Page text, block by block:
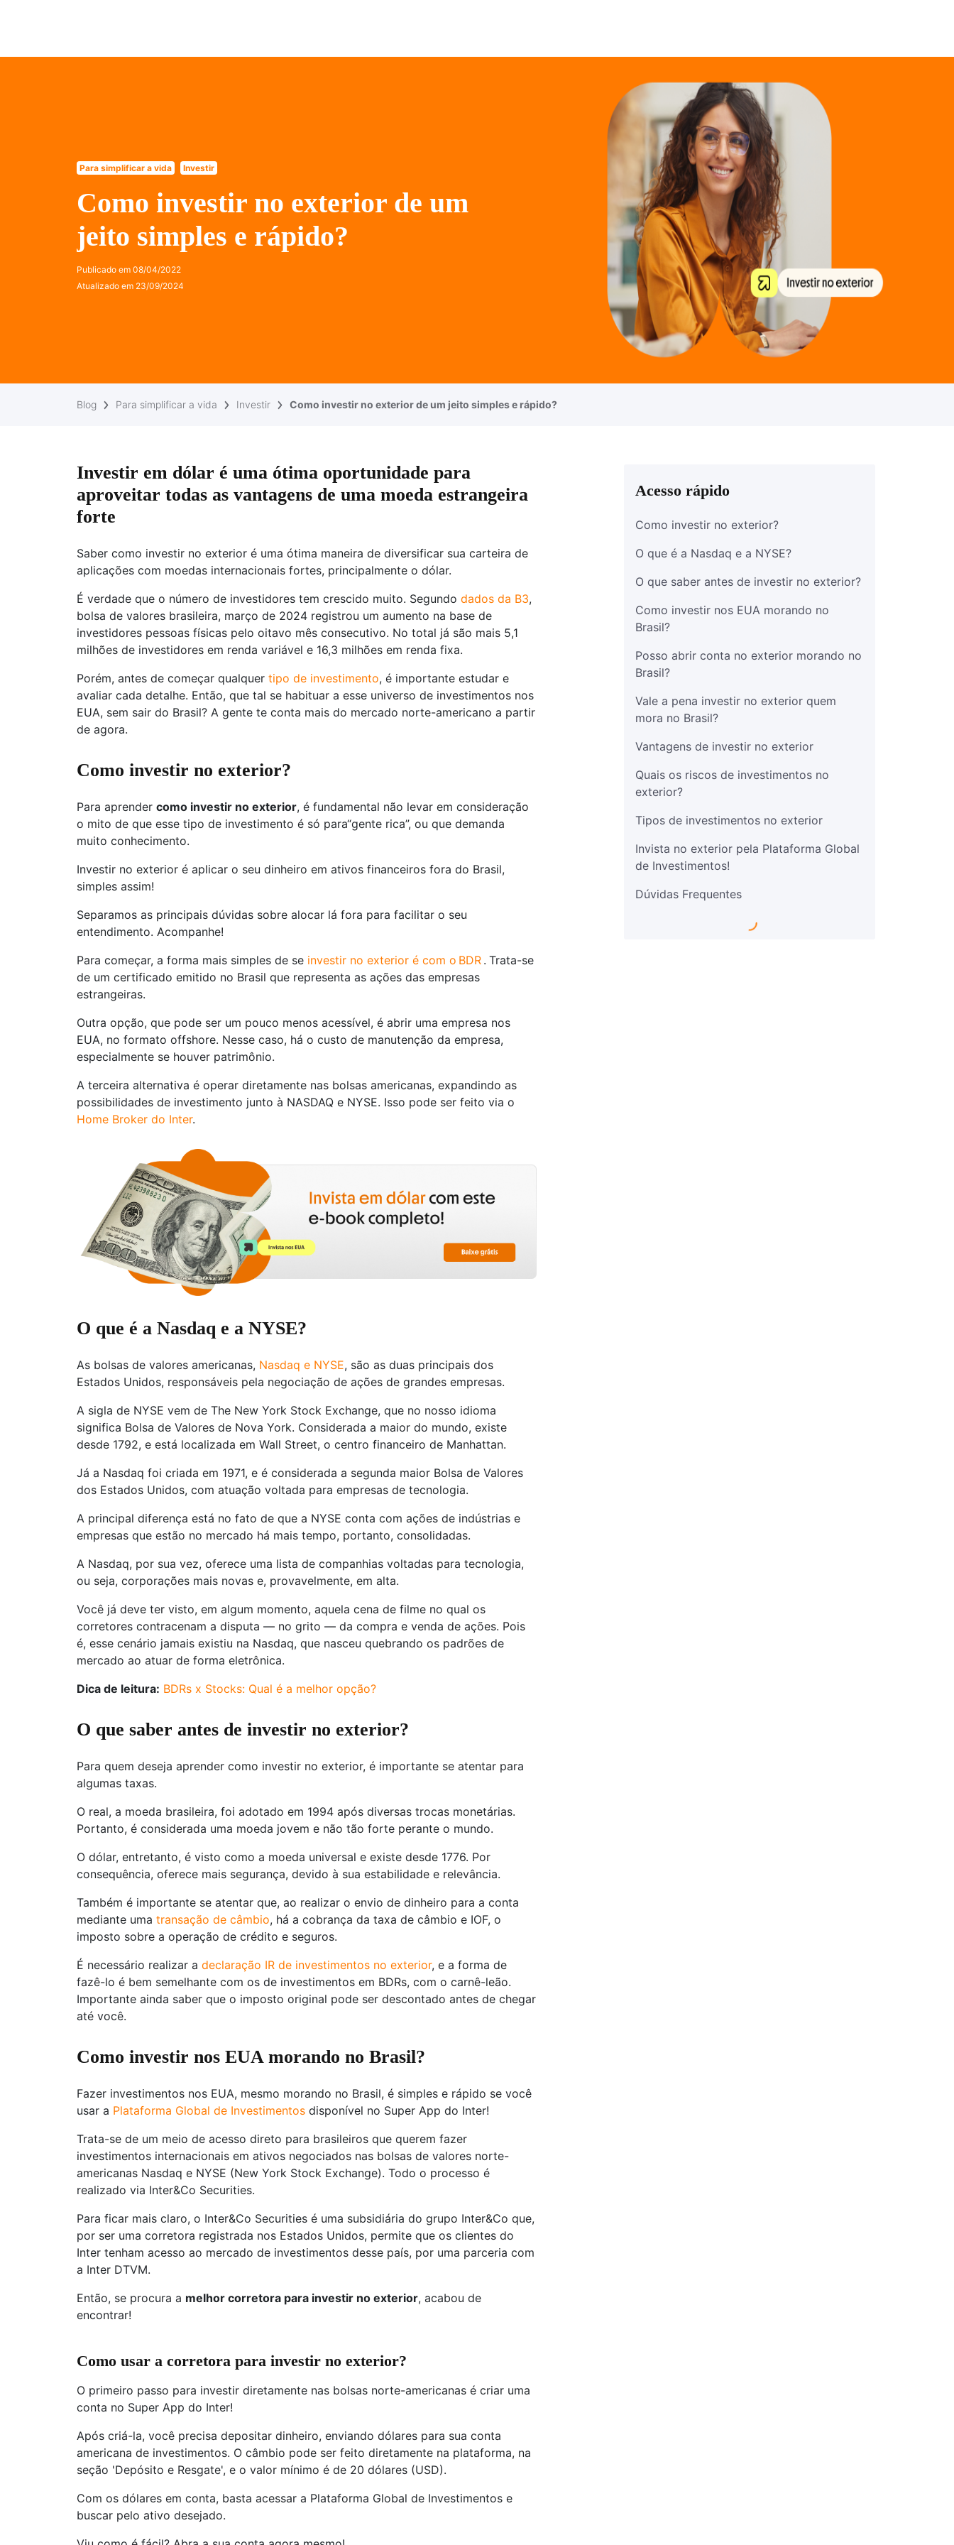
Para simplificar a vida Investir
Como investir no exterior de um
jeito simples e rápido?
Publicado em 08/04/2022
Atualizado em 23/09/2024
Blog Para simplificar a vida Investir Como investir no exterior de um jeito simples e rápido?
Investir em dólar é uma ótima oportunidade para
aproveitar todas as vantagens de uma moeda estrangeira
forte
Saber como investir no exterior é uma ótima maneira de diversificar sua carteira de
aplicações com moedas internacionais fortes, principalmente o dólar.
É verdade que o número de investidores tem crescido muito. Segundo dados da B3,
bolsa de valores brasileira, março de 2024 registrou um aumento na base de
investidores pessoas físicas pelo oitavo mês consecutivo. No total já são mais 5,1
milhões de investidores em renda variável e 16,3 milhões em renda fixa.
Porém, antes de começar qualquer tipo de investimento, é importante estudar e
avaliar cada detalhe. Então, que tal se habituar a esse universo de investimentos nos
EUA, sem sair do Brasil? A gente te conta mais do mercado norte-americano a partir
de agora.
Como investir no exterior?
Para aprender como investir no exterior, é fundamental não levar em consideração
o mito de que esse tipo de investimento é só para“gente rica”, ou que demanda
muito conhecimento.
Investir no exterior é aplicar o seu dinheiro em ativos financeiros fora do Brasil,
simples assim!
Separamos as principais dúvidas sobre alocar lá fora para facilitar o seu
entendimento. Acompanhe!
Para começar, a forma mais simples de se investir no exterior é com o BDR . Trata-se
de um certificado emitido no Brasil que representa as ações das empresas
estrangeiras.
Outra opção, que pode ser um pouco menos acessível, é abrir uma empresa nos
EUA, no formato offshore. Nesse caso, há o custo de manutenção da empresa,
especialmente se houver patrimônio.
A terceira alternativa é operar diretamente nas bolsas americanas, expandindo as
possibilidades de investimento junto à NASDAQ e NYSE. Isso pode ser feito via o
Home Broker do Inter.
O que é a Nasdaq e a NYSE?
As bolsas de valores americanas, Nasdaq e NYSE, são as duas principais dos
Estados Unidos, responsáveis pela negociação de ações de grandes empresas.
A sigla de NYSE vem de The New York Stock Exchange, que no nosso idioma
significa Bolsa de Valores de Nova York. Considerada a maior do mundo, existe
desde 1792, e está localizada em Wall Street, o centro financeiro de Manhattan.
Já a Nasdaq foi criada em 1971, e é considerada a segunda maior Bolsa de Valores
dos Estados Unidos, com atuação voltada para empresas de tecnologia.
A principal diferença está no fato de que a NYSE conta com ações de indústrias e
empresas que estão no mercado há mais tempo, portanto, consolidadas.
A Nasdaq, por sua vez, oferece uma lista de companhias voltadas para tecnologia,
ou seja, corporações mais novas e, provavelmente, em alta.
Você já deve ter visto, em algum momento, aquela cena de filme no qual os
corretores contracenam a disputa — no grito — da compra e venda de ações. Pois
é, esse cenário jamais existiu na Nasdaq, que nasceu quebrando os padrões de
mercado ao atuar de forma eletrônica.
Dica de leitura: BDRs x Stocks: Qual é a melhor opção?
O que saber antes de investir no exterior?
Para quem deseja aprender como investir no exterior, é importante se atentar para
algumas taxas.
O real, a moeda brasileira, foi adotado em 1994 após diversas trocas monetárias.
Portanto, é considerada uma moeda jovem e não tão forte perante o mundo.
O dólar, entretanto, é visto como a moeda universal e existe desde 1776. Por
consequência, oferece mais segurança, devido à sua estabilidade e relevância.
Também é importante se atentar que, ao realizar o envio de dinheiro para a conta
mediante uma transação de câmbio, há a cobrança da taxa de câmbio e IOF, o
imposto sobre a operação de crédito e seguros.
É necessário realizar a declaração IR de investimentos no exterior, e a forma de
fazê-lo é bem semelhante com os de investimentos em BDRs, com o carnê-leão.
Importante ainda saber que o imposto original pode ser descontado antes de chegar
até você.
Como investir nos EUA morando no Brasil?
Fazer investimentos nos EUA, mesmo morando no Brasil, é simples e rápido se você
usar a Plataforma Global de Investimentos disponível no Super App do Inter!
Trata-se de um meio de acesso direto para brasileiros que querem fazer
investimentos internacionais em ativos negociados nas bolsas de valores norte-
americanas Nasdaq e NYSE (New York Stock Exchange). Todo o processo é
realizado via Inter&Co Securities.
Para ficar mais claro, o Inter&Co Securities é uma subsidiária do grupo Inter&Co que,
por ser uma corretora registrada nos Estados Unidos, permite que os clientes do
Inter tenham acesso ao mercado de investimentos desse país, por uma parceria com
a Inter DTVM.
Então, se procura a melhor corretora para investir no exterior, acabou de
encontrar!
Como usar a corretora para investir no exterior?
O primeiro passo para investir diretamente nas bolsas norte-americanas é criar uma
conta no Super App do Inter!
Após criá-la, você precisa depositar dinheiro, enviando dólares para sua conta
americana de investimentos. O câmbio pode ser feito diretamente na plataforma, na
seção 'Depósito e Resgate', e o valor mínimo é de 20 dólares (USD).
Com os dólares em conta, basta acessar a Plataforma Global de Investimentos e
buscar pelo ativo desejado.
Acesso rápido
Como investir no exterior?
O que é a Nasdaq e a NYSE?
O que saber antes de investir no exterior?
Como investir nos EUA morando no
Brasil?
Posso abrir conta no exterior morando no
Brasil?
Vale a pena investir no exterior quem
mora no Brasil?
Vantagens de investir no exterior
Quais os riscos de investimentos no
exterior?
Tipos de investimentos no exterior
Invista no exterior pela Plataforma Global
de Investimentos!
Dúvidas Frequentes